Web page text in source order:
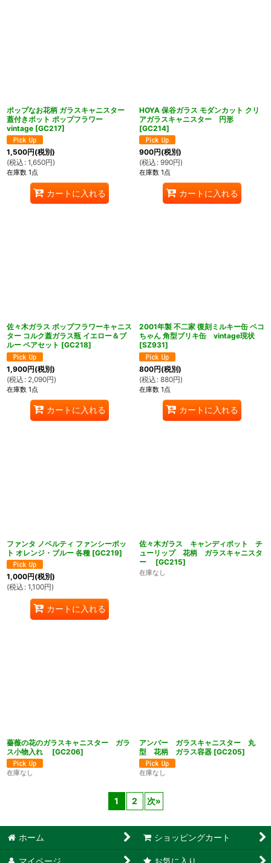
ポップなお花柄 ガラスキャニスター
蓋付きポット ポップフラワー
vintage [GC217]
1,500円(税別)
(税込 : 1,650円)
在庫数 1点
カートに入れる
HOYA 保谷ガラス モダンカット クリ
アガラスキャニスター 円形
[GC214]
900円(税別)
(税込 : 990円)
在庫数 1点
カートに入れる
佐々木ガラス ポップフラワーキャニス
ター コルク蓋ガラス瓶 イエロー＆ブ
ルー ペアセット [GC218]
1,900円(税別)
(税込 : 2,090円)
在庫数 1点
カートに入れる
2001年製 不二家 復刻ミルキー缶 ペコ
ちゃん 角型ブリキ缶 vintage現状
[SZ931]
800円(税別)
(税込 : 880円)
在庫数 1点
カートに入れる
ファンタ ノベルティ ファンシーポッ
ト オレンジ・ブルー 各種 [GC219]
1,000円(税別)
(税込 : 1,100円)
カートに入れる
佐々木ガラス キャンディポット チ
ューリップ 花柄 ガラスキャニスタ
ー
[GC215]
在庫なし
薔薇の花のガラスキャニスター ガラ
ス小物入れ
[GC206]
在庫なし
アンバー ガラスキャニスター 丸
型 花柄 ガラス容器 [GC205]
在庫なし
1 2 次»
堂
ホーム ショッピングカート
マイページ お気に入り